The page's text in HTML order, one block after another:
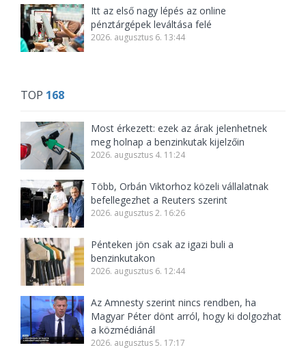
Itt az első nagy lépés az online
pénztárgépek leváltása felé
2026. augusztus 6. 13:44
TOP 168
Most érkezett: ezek az árak jelenhetnek
meg holnap a benzinkutak kijelzőin
2026. augusztus 4. 11:24
Több, Orbán Viktorhoz közeli vállalatnak
befellegezhet a Reuters szerint
2026. augusztus 2. 16:26
Pénteken jön csak az igazi buli a
benzinkutakon
2026. augusztus 6. 12:44
Az Amnesty szerint nincs rendben, ha
Magyar Péter dönt arról, hogy ki dolgozhat
a közmédiánál
2026. augusztus 5. 17:17